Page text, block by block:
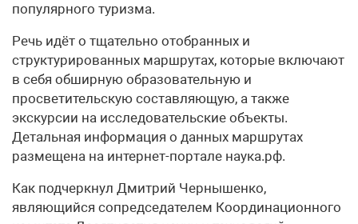
популярного туризма.
Речь идёт о тщательно отобранных и
структурированных маршрутах, которые включают
в себя обширную образовательную и
просветительскую составляющую, а также
экскурсии на исследовательские объекты.
Детальная информация о данных маршрутах
размещена на интернет-портале наука.рф.
Как подчеркнул Дмитрий Чернышенко,
являющийся сопредседателем Координационного